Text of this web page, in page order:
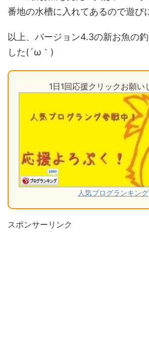
番地の水槽に入れてあるので遊び
以上、バージョン4.3の新お魚の
した(´ω｀)
1日1回応援クリックお願い
人気ブログランキング
スポンサーリンク